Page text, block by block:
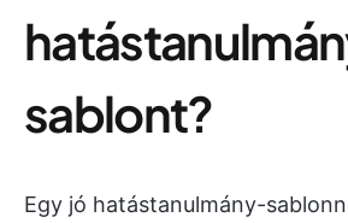
sablont?
Egy jó hatástanulmány-